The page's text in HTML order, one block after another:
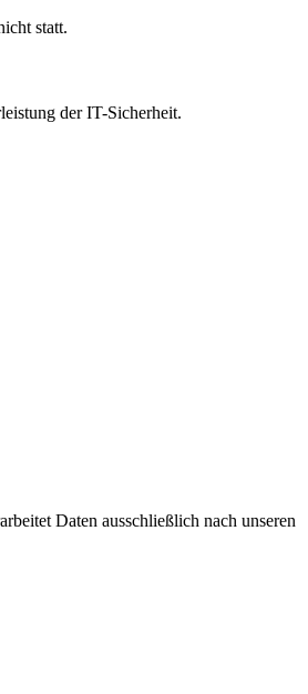
statt.
der IT-Sicherheit.
Daten ausschließlich nach unseren